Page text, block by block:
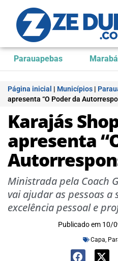
Parauapebas Marabá
Página inicial | Municípios |
apresenta “O Poder da
Karajás
apresenta
Ministrada pela Coach
vai ajudar as pessoas
excelência pessoal e
Publicado em 10/
Capa,